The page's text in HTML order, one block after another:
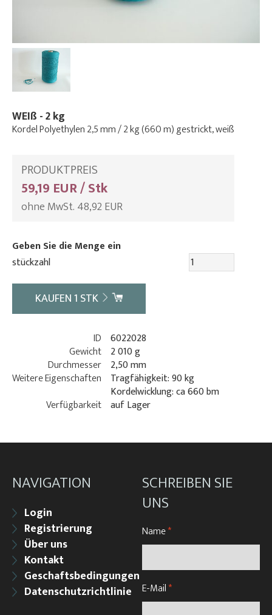
WEIß - 2 kg
Kordel Polyethylen 2,5 mm / 2 kg (660 m) gestrickt, weiß
PRODUKTPREIS
59,19 EUR / Stk
ohne MwSt. 48,92 EUR
Geben Sie die Menge ein
stückzahl
KAUFEN1 STK
ID 6022028
Gewicht 2 010 g
Durchmesser 2,50 mm
Weitere Eigenschaften
Tragfähigkeit: 90 kg
Kordelwicklung: ca 660 bm
Verfügbarkeit auf Lager
NAVIGATION
Login
Registrierung
Über uns
Kontakt
Geschaftsbedingungen
Datenschutzrichtlinie
SCHREIBEN SIE
UNS
Name*
E-Mail*